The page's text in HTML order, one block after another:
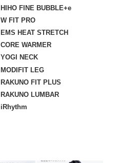
HIHO FINE BUBBLE+e
W FIT PRO
EMS HEAT STRETCH
CORE WARMER
YOGI NECK
MODIFIT LEG
RAKUNO FIT PLUS
RAKUNO LUMBAR
iRhythm